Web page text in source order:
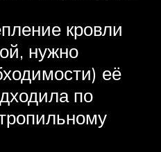
кровли
нужно
её
по